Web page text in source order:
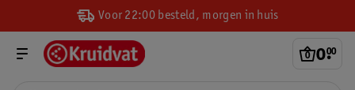
Voor 22:00 besteld, morgen in huis
0.
00